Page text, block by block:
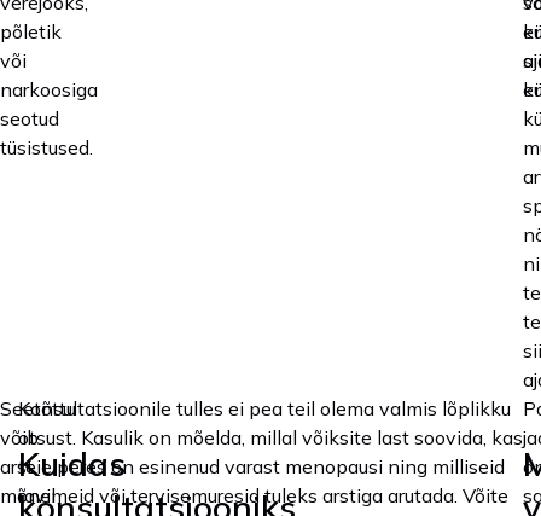
põletik
või
narkoosiga
seotud
tüsistused.
Seetõttu
võib
arst
mõnel
Kuidas
konsultatsiooniks
Konsultatsioonile tulles ei pea teil olema valmis lõplikku
otsust. Kasulik on mõelda, millal võiksite last soovida, kas
teie peres on esinenud varast menopausi ning milliseid
ravimeid või tervisemuresid tuleks arstiga arutada. Võite